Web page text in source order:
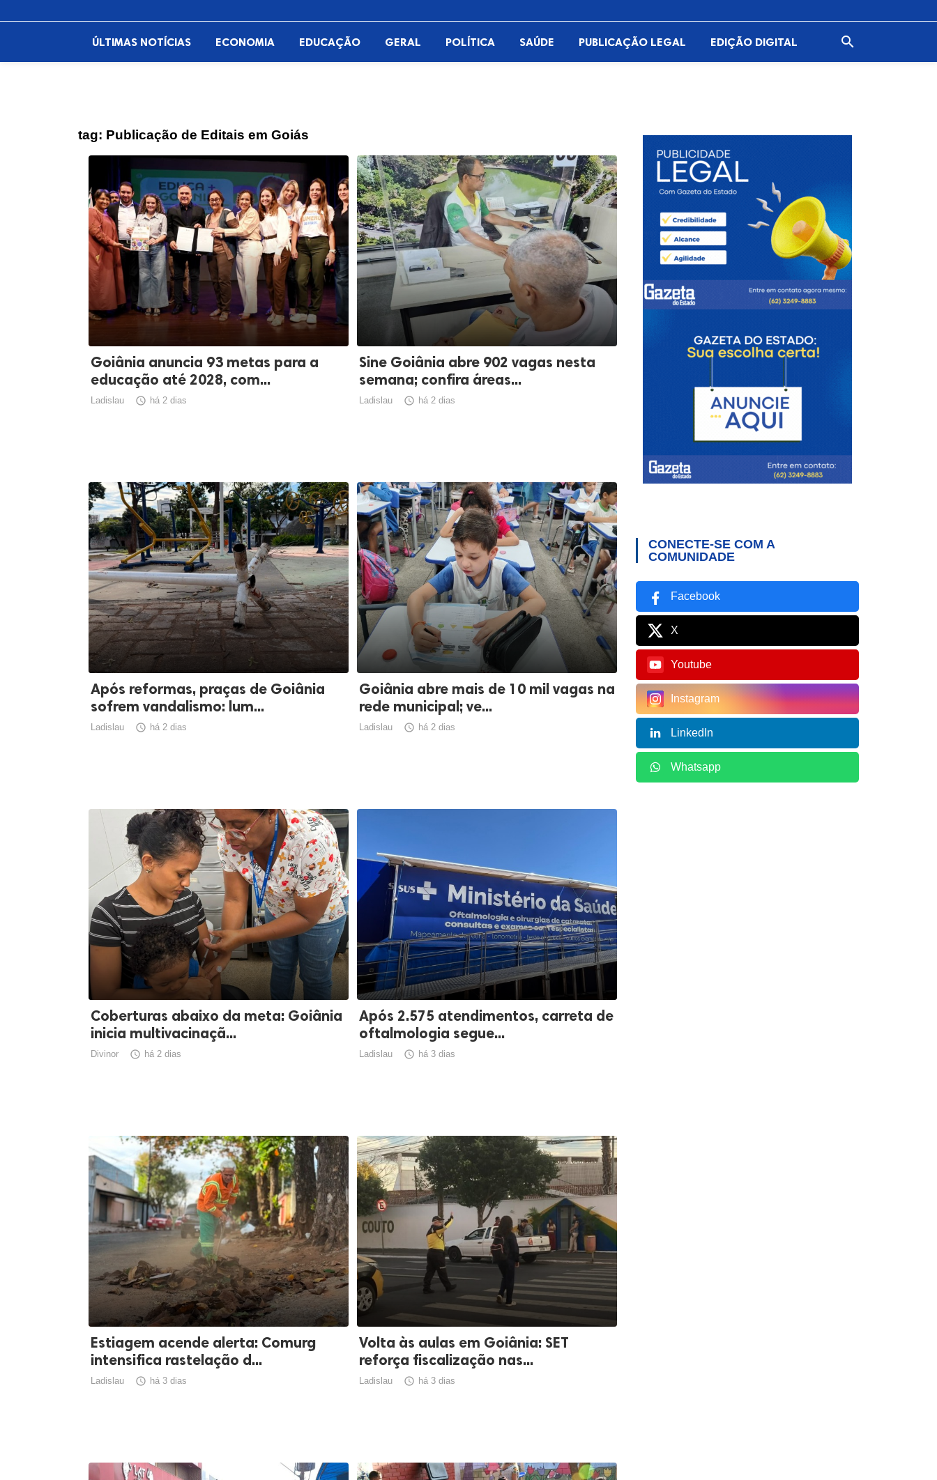
ÚLTIMAS NOTÍCIAS ECONOMIA EDUCAÇÃO GERAL POLÍTICA SAÚDE PUBLICAÇÃO LEGAL EDIÇÃO DIGITAL 
tag: Publicação de Editais em Goiás
Goiânia anuncia 93 metas para a
educação até 2028, com...
Ladislau  há 2 dias
Sine Goiânia abre 902 vagas nesta
semana; confira áreas...
Ladislau  há 2 dias
Após reformas, praças de Goiânia
sofrem vandalismo: lum...
Ladislau  há 2 dias
Goiânia abre mais de 10 mil vagas na
rede municipal; ve...
Ladislau  há 2 dias
Coberturas abaixo da meta: Goiânia
inicia multivacinaçã...
Divinor  há 2 dias
Após 2.575 atendimentos, carreta de
oftalmologia segue...
Ladislau  há 3 dias
Estiagem acende alerta: Comurg
intensifica rastelação d...
Ladislau  há 3 dias
Volta às aulas em Goiânia: SET
reforça fiscalização nas...
Ladislau  há 3 dias
CONECTE-SE COM A
COMUNIDADE
Facebook
X
Youtube
Instagram
LinkedIn
Whatsapp